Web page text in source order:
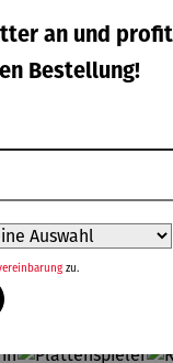
|
Haushalt
an und
Bestellung!
zu.